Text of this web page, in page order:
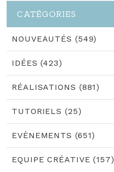
CATÉGORIES
NOUVEAUTÉS (549)
IDÉES (423)
RÉALISATIONS (881)
TUTORIELS (25)
EVÈNEMENTS (651)
EQUIPE CRÉATIVE (157)